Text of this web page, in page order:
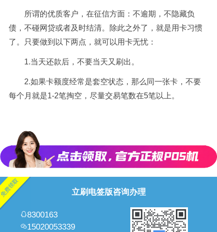
所谓的优质客户，在征信方面：不逾期， 不隐藏负
债，不碰网贷或者及时结清。除此之外了，就是用卡习惯
了。只要做到以下两点，就可以用卡无忧：
1.当天还款后，不要当天又刷出。
2.如果卡额度经常是套空状态，那么同一张卡，不要
每个月就是1-2笔掏空，尽量交易笔数在5笔以上。
立刷电签版咨询办理
8300163
15020053339